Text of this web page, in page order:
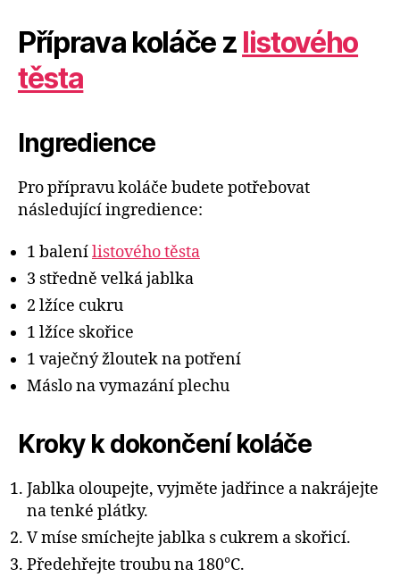
Příprava koláče z listového
těsta
Ingredience
Pro přípravu koláče budete potřebovat
následující ingredience:
1 balenílistového těsta
3 středně velká jablka
2 lžíce cukru
1 lžíce skořice
1 vaječný žloutek na potření
Máslo na vymazání plechu
Kroky k dokončení koláče
Jablka oloupejte, vyjměte jadřince a nakrájejte
na tenké plátky.
V míse smíchejte jablka s cukrem a skořicí.
Předehřejte troubu na 180°C.